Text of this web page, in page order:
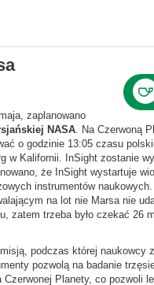
zaplanowano
NASA. Na Czerwoną
o godzinie 13:05 czasu
w Kalifornii. InSight zostanie
że InSight wystartuje
instrumentów naukowych.
na lot nie Marsa nie
zatem trzeba było czekać 26
podczas której naukowcy
pozwolą na badanie
Czerwonej Planety, co pozwoli